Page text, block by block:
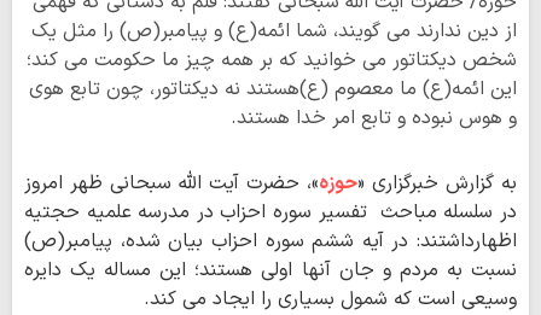
از دین ندارند می گویند، شما ائمه(ع) و پیامبر(ص) را مثل یک
شخص دیکتاتور می خوانید که بر همه چیز ما حکومت می کند؛
این ائمه(ع) ما معصوم (ع)هستند نه دیکتاتور، چون تابع هوی
و هوس نبوده و تابع امر خدا هستند.
به گزارش خبرگزاری «حوزه»، حضرت آیت الله سبحانی ظهر امروز
در سلسله مباحث تفسیر سوره احزاب در مدرسه علمیه حجتیه
اظهارداشتند: در آیه ششم سوره احزاب بیان شده، پیامبر(ص)
نسبت به مردم و جان آنها اولی هستند؛ این مساله یک دایره
وسیعی است که شمول بسیاری را ایجاد می کند.